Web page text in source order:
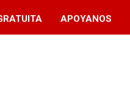
APOYANOS